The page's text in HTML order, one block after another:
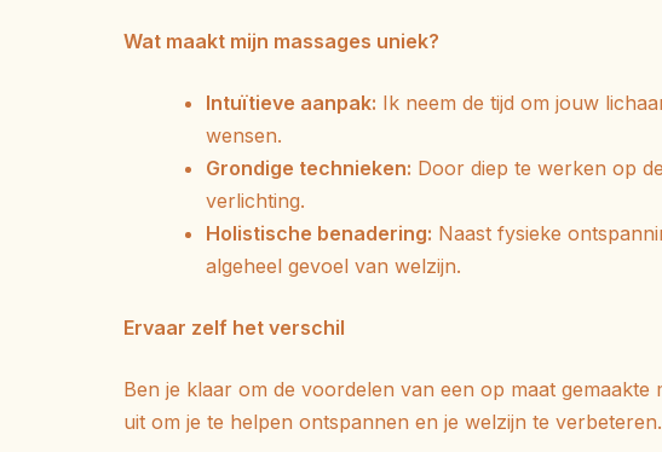
Wat maakt mijn massages uniek?
Intuïtieve aanpak: Ik neem de tijd om jouw
wensen.
Grondige technieken: Door diep te werken op
verlichting.
Holistische benadering: Naast fysieke
algeheel gevoel van welzijn.
Ervaar zelf het verschil
Ben je klaar om de voordelen van een op maat gemaakte
uit om je te helpen ontspannen en je welzijn te verbeteren.